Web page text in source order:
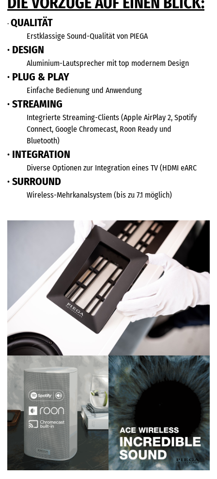
· QUALITÄT
​Erstklassige Sound-Qualität von PIEGA
· DESIGN
​Aluminium-Lautsprecher mit top modernem Design
· PLUG & PLAY
​Einfache Bedienung und Anwendung
· STREAMING
​Integrierte Streaming-Clients (Apple AirPlay 2, Spotify
​Connect, Google Chromecast, Roon Ready und
​Bluetooth)
· INTEGRATION
​Diverse Optionen zur Integration eines TV (HDMI eARC
· SURROUND
​Wireless-Mehrkanalsystem (bis zu 7.1 möglich)